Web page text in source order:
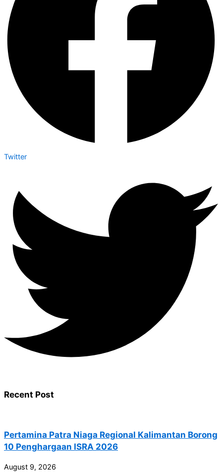
Twitter
Recent Post
Pertamina Patra Niaga Regional Kalimantan Borong
10 Penghargaan ISRA 2026
August 9, 2026